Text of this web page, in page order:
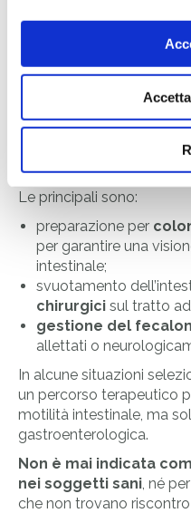
eseguitasolo in
valutazione preliminare
dispositivi certificati.
Quando è
pulizia del
In medicina, la pulizia
Le principali sono:
preparazione per
per garantire una
intestinale;
svuotamento
chirurgici sul tratto
gestione del
allettati o
In alcune situazioni
un percorso terapeutico
motilità intestinale, ma
gastroenterologica.
Non è mai indicata
nei soggetti sani, né
che non trovano